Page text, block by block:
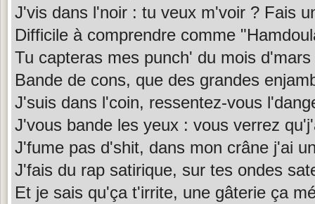
J'vis dans l'noir : tu veux m'voir ? Fais
Difficile à comprendre comme
Tu capteras mes punch' du mois
Bande de cons, que des grandes
J'suis dans l'coin, ressentez-vous
J'vous bande les yeux : vous verrez
J'fume pas d'shit, dans mon crâne j'ai
J'fais du rap satirique, sur tes ondes
Et je sais qu'ça t'irrite, une gâterie ça